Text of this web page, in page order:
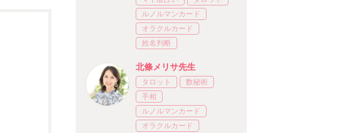
ルノルマンカード
オラクルカード
姓名判断
北條メリサ先生
タロット
数秘術
手相
ルノルマンカード
オラクルカード